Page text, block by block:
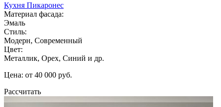
Кухня Пикаронес
Материал фасада:
Эмаль
Стиль:
Модерн, Современный
Цвет:
Металлик, Орех, Синий и др.
Цена: от 40 000 руб.
Рассчитать